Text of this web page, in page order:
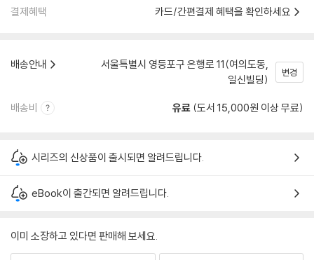
결제혜택 카드/간편결제 혜택을 확인하세요
배송안내
서울특별시 영등포구 은행로 11(여의도동,
일신빌딩)
변경
배송비 유료 (도서 15,000원 이상 무료)
시리즈의 신상품이 출시되면 알려드립니다.
eBook이 출간되면 알려드립니다.
이미 소장하고 있다면 판매해 보세요.